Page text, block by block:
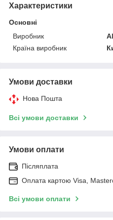
Характеристики
Основні
Виробник
Країна виробник
Умови доставки
Нова Пошта
Всі умови доставки
Умови оплати
Післяплата
Оплата картою Visa,
Всі умови оплати